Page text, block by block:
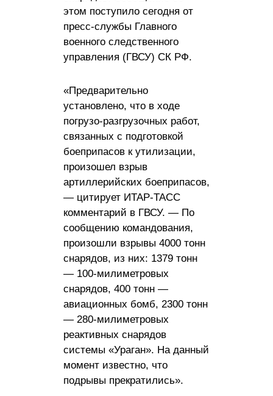
этом поступило сегодня от
пресс-службы Главного
военного следственного
управления (ГВСУ) СК РФ.
«Предварительно
установлено, что в ходе
погрузо-разгрузочных работ,
связанных с подготовкой
боеприпасов к утилизации,
произошел взрыв
артиллерийских боеприпасов,
— цитирует ИТАР-ТАСС
комментарий в ГВСУ. — По
сообщению командования,
произошли взрывы 4000 тонн
снарядов, из них: 1379 тонн
— 100-милиметровых
снарядов, 400 тонн —
авиационных бомб, 2300 тонн
— 280-милиметровых
реактивных снарядов
системы «Ураган». На данный
момент известно, что
подрывы прекратились».